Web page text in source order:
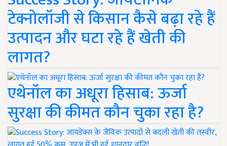
टेक्नोलॉजी से किसान कैसे बढ़ा रहे हैं
उत्पादन और घटा रहे हैं खेती की
लागत?
एथेनॉल का अधूरा हिसाब: ऊर्जा
सुरक्षा की कीमत कौन चुका रहा है?